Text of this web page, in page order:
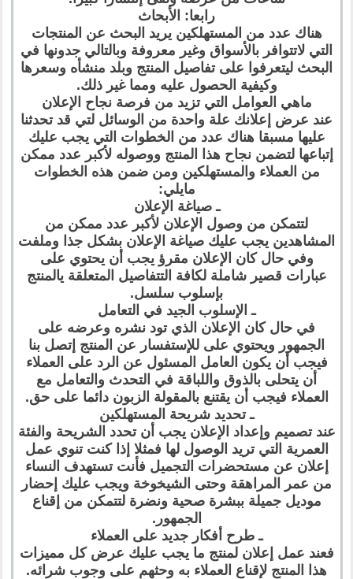
رابعا: الأبحاث
هناك عدد من المستهلكين يريد البحث عن المنتجات
التي لاتتوافر بالأسواق وغير معروفة وبالتالي جدونها في
البحث ليتعرفوا على تفاصيل المنتج وبلد منشأه وسعرها
وكيفية الحصول عليه ومما غير ذلك.
ماهي العوامل التي تزيد من فرصة نجاح الإعلان
عند عرض إعلانك علة واحدة من الوسائل لتي قد تحدثنا
عليها مسبقا هناك عدد من الخطوات التي يجب عليك
إتباعها لتضمن نجاح هذا المنتج ووصوله لأكبر عدد ممكن
من العملاء والمستهلكين ومن ضمن هذه الخطوات
مايلي:
ـ صياغة الإعلان
لتتمكن من وصول الإعلان لأكبر عدد ممكن من
المشاهدين يجب عليك صياغة الإعلان بشكل جذا وملفت
وفي حال كان الإعلان مقرؤ يجب أن يحتوي على
عبارات قصير شاملة لكافة التتفاصيل المتعلقة يالمنتج
بإسلوب سلسل.
ـ الإسلوب الجيد في التعامل
في حال كان الإعلان الذي تود نشره وعرضه على
الجمهور ويحتوي على للإستفسار عن المنتج إتصل بنا
فيجب أن يكون العامل المسئول عن الرد على العملاء
أن يتحلى بالذوق واللباقة في التحدث والتعامل مع
العملاء فيجب أن يقتنع بالمقولة الزبون دائما على حق.
ـ تحديد شريحة المستهلكين
عند تصميم وإعداد الإعلان يجب أن تحدد الشريحة والفئة
العمرية التي تريد الوصول لها فمثلا إذا كنت تنوي عمل
إعلان عن مستحضرات التجميل فأنت تستهدف النساء
من عمر المراهقة وحتى الشيخوخة ويجب عليك إحضار
موديل جميلة ببشرة صحية ونضرة لتتمكن من إقناع
الجمهور.
ـ طرح أفكار جديد على العملاء
فعند عمل إعلان لمنتج ما يجب عليك عرض كل مميزات
هذا المنتج لإقناع العملاء به وحثهم على وجوب شرائه.